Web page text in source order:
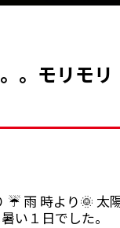
。モリモ
雨 時より🌞 太
い１日でした。